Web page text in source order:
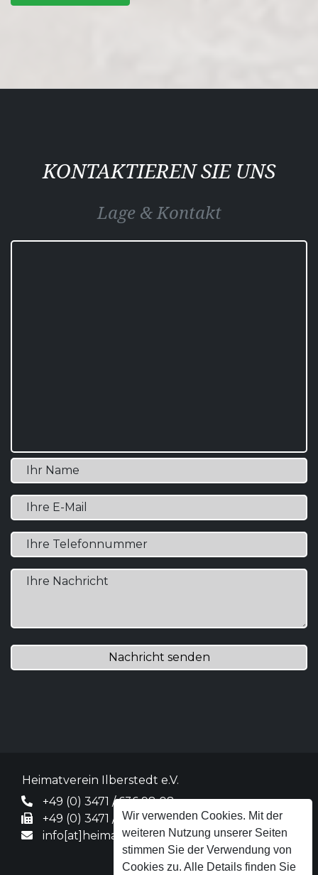
Wir verwenden Cookies. Mit der
weiteren Nutzung unserer Seiten
stimmen Sie der Verwendung von
Cookies zu. Alle Details finden Sie
KONTAKTIEREN SIE UNS
Lage & Kontakt
Nachricht senden
Heimatverein Ilberstedt e.V.
+49 (0) 3471 / 636 98 08
+49 (0) 3471 / 31 63 39
info[at]heimatverein-ilberstedt.de